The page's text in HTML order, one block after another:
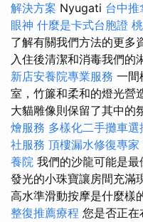
解決方案 Nyugati 台中推
眼神 什麼是卡式台胞證
了解有關我們方法的更多
入住後清潔和消毒我們的
新店安養院專業服務 一間
室，竹簾和柔和的燈光營
大貓雕像則保留了其中的
燴服務 多樣化二手攤車選
社服務 頂樓漏水修復專家
養院 我們的沙龍可能是
發光的小珠寶讓房間充滿
高水準滑動按摩是什麼樣
整復推薦療程 您是否正在